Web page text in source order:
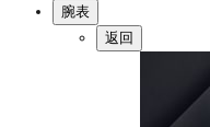
腕表
返回